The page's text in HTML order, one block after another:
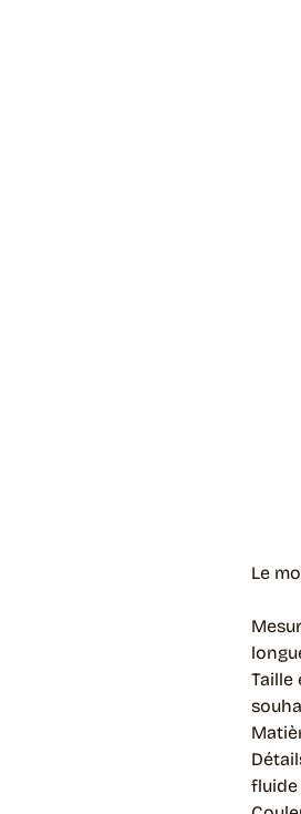
Le
Taille
fluide